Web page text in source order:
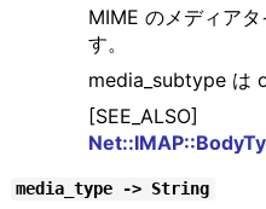
MIME のメディア
す。
media_subtype は
[SEE_ALSO]
media_type -> String